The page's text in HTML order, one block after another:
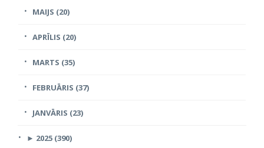
MAIJS (20)
APRĪLIS (20)
MARTS (35)
FEBRUĀRIS (37)
JANVĀRIS (23)
► 2025 (390)